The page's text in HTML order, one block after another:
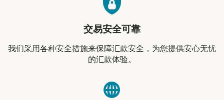
交易安全可靠
我们采用各种安全措施来保障汇款安全，为您提供安心无忧
的汇款体验。